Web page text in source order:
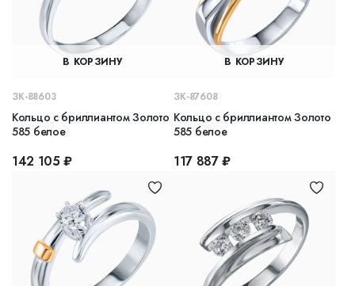
В КОРЗИНУ
ЗК-88603
Кольцо с бриллиантом Золото
585 белое
142 105 ₽
В КОРЗИНУ
ЗК-87608
Кольцо с бриллиантом Золото
585 белое
117 887 ₽